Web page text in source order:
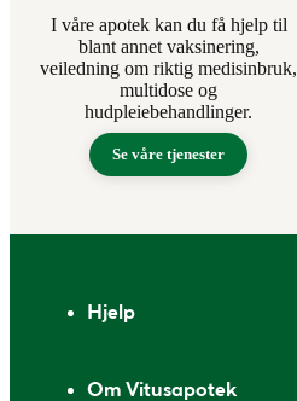
I våre apotek kan du få hjelp til
blant annet vaksinering,
veiledning om riktig medisinbruk,
multidose og
hudpleiebehandlinger.
Se våre tjenester
Hjelp
Om Vitusapotek